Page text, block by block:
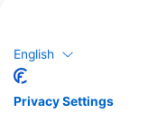
Дайвінг-центри
дайвінг-сайт
English
Privacy Settings